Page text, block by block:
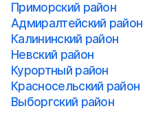
Приморский район
Адмиралтейский район
Калининский район
Невский район
Курортный район
Красносельский район
Выборгский район